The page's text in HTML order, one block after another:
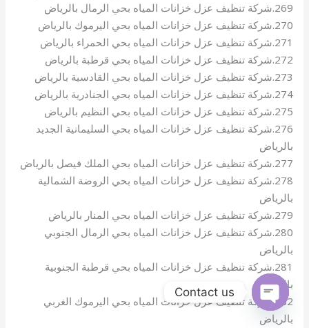
269.شركة تنظيف عزل خزانات المياه بحي الرمال بالرياض
270.شركة تنظيف عزل خزانات المياه بحي اليرموك بالرياض
271.شركة تنظيف عزل خزانات المياه بحي الحمراء بالرياض
272.شركة تنظيف عزل خزانات المياه بحي قرطبة بالرياض
273.شركة تنظيف عزل خزانات المياه بحي القادسية بالرياض
274.شركة تنظيف عزل خزانات المياه بحي الجنادرية بالرياض
275.شركة تنظيف عزل خزانات المياه بحي النظيم بالرياض
276.شركة تنظيف عزل خزانات المياه بحي السليمانية الجديد
بالرياض
277.شركة تنظيف عزل خزانات المياه بحي الملك فيصل بالرياض
278.شركة تنظيف عزل خزانات المياه بحي الروضة الشمالية
بالرياض
279.شركة تنظيف عزل خزانات المياه بحي المنار بالرياض
280.شركة تنظيف عزل خزانات المياه بحي الرمال الجنوبي
بالرياض
281.شركة تنظيف عزل خزانات المياه بحي قرطبة الجنوبية
بالرياض
282.شركة تنظيف عزل خزانات المياه بحي اليرموك الغربي
بالرياض
Contact us
OPEN